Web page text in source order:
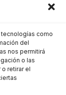
como
del
nos permitirá
o las
retirar el
lo que se
Eso
​​un usuario
que
si alguien